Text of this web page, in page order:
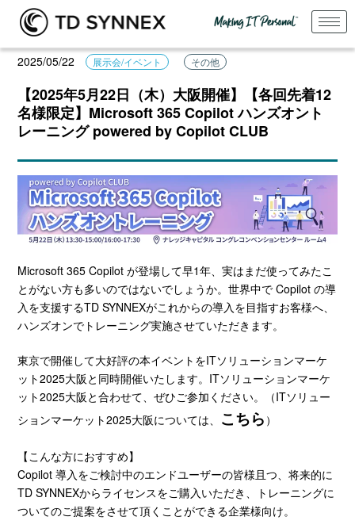
2025/05/22 展示会/イベント その他
【2025年5月22日（木）大阪開催】【各回先着12
名様限定】Microsoft 365 Copilot ハンズオント
レーニング powered by Copilot CLUB
Microsoft 365 Copilot が登場して早1年、実はまだ使ってみたこ
とがない方も多いのではないでしょうか。世界中で Copilot の導
入を支援するTD SYNNEXがこれからの導入を目指すお客様へ、
ハンズオンでトレーニング実施させていただきます。
東京で開催して大好評の本イベントをITソリューションマーケ
ット2025大阪と同時開催いたします。ITソリューションマーケ
ット2025大阪と合わせて、ぜひご参加ください。（ITソリュー
ションマーケット2025大阪については、 こちら ）
【こんな方におすすめ】
Copilot 導入をご検討中のエンドユーザーの皆様且つ、将来的に
TD SYNNEXからライセンスをご購入いただき、トレーニングに
ついてのご提案をさせて頂くことができる企業様向け。